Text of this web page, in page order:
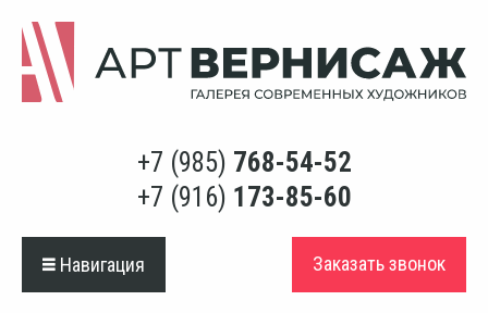
+7 (985) 768-54-52
+7 (916) 173-85-60
Навигация Заказать звонок